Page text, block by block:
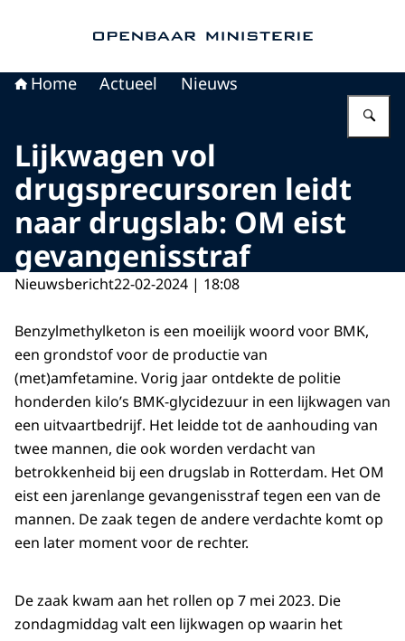
Home Actueel Nieuws
Lijkwagen vol
drugsprecursoren leidt
naar drugslab: OM eist
gevangenisstraf
Nieuwsbericht22-02-2024 | 18:08
Benzylmethylketon is een moeilijk woord voor BMK,
een grondstof voor de productie van
(met)amfetamine. Vorig jaar ontdekte de politie
honderden kilo’s BMK-glycidezuur in een lijkwagen van
een uitvaartbedrijf. Het leidde tot de aanhouding van
twee mannen, die ook worden verdacht van
betrokkenheid bij een drugslab in Rotterdam. Het OM
eist een jarenlange gevangenisstraf tegen een van de
mannen. De zaak tegen de andere verdachte komt op
een later moment voor de rechter.
De zaak kwam aan het rollen op 7 mei 2023. Die
zondagmiddag valt een lijkwagen op waarin het